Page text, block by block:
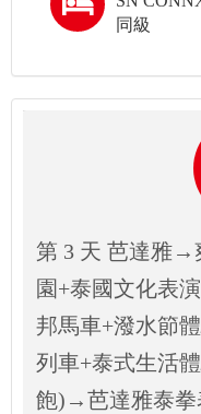
同級
第 3 天 芭達雅→
園+泰國文化表
邦馬車+潑水節
列車+泰式生活
飽)→芭達雅泰拳